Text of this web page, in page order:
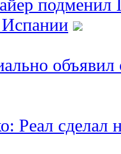
подменил
объявил
Реал сделал